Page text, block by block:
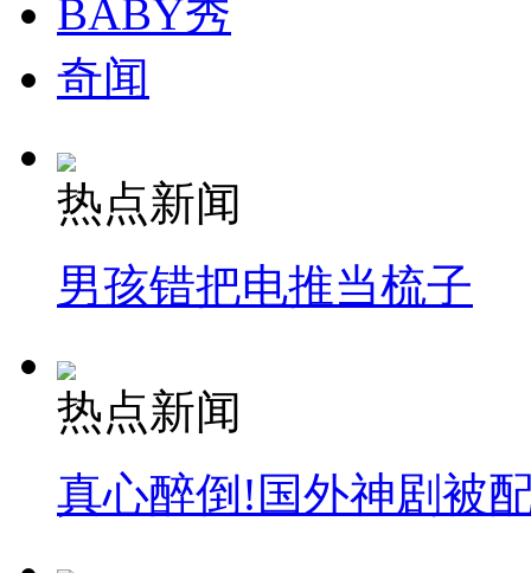
BABY秀
奇闻
热点新闻
男孩错把电推当梳子
热点新闻
真心醉倒!国外神剧被